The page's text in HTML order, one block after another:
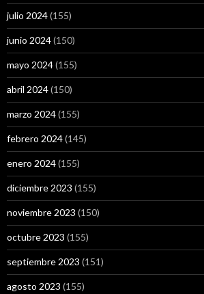
julio 2024(155)
junio 2024(150)
mayo 2024(155)
abril 2024(150)
marzo 2024(155)
febrero 2024(145)
enero 2024(155)
diciembre 2023 (155)
noviembre 2023 (150)
octubre 2023 (155)
septiembre 2023 (151)
agosto 2023 (155)